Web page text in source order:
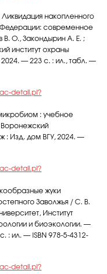
накопленного
современное
В. О., Закондырин А. Е. ;
институт охраны
— 223 с. : ил., табл. —
detail.pl?
: учебное
: Изд. дом ВГУ, 2024. —
detail.pl?
жуки
Заволжья / С. В.
Институт
и биоэкологии. —
: ил. — ISBN 978-5-4312-
detail.pl?